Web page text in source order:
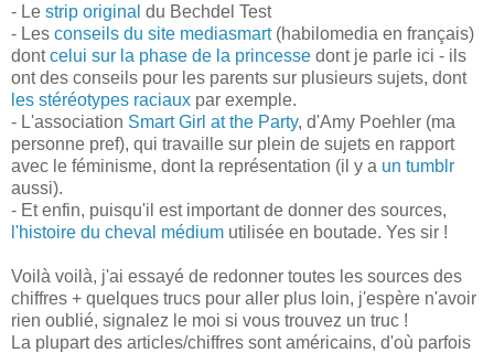
- Le strip original du Bechdel Test
- Les conseils du site mediasmart(habilomedia en français)
dontcelui sur la phase de la princesse dont je parle ici - ils
ont des conseils pour les parents sur plusieurs sujets, dont
les stéréotypes raciaux par exemple.
- L'association Smart Girl at the Party, d'Amy Poehler (ma
personne pref), qui travaille sur plein de sujets en rapport
avec le féminisme, dont la représentation (il y a un tumblr
aussi).
- Et enfin, puisqu'il est important de donner des sources,
l'histoire du cheval médium utilisée en boutade. Yes sir !
Voilà voilà, j'ai essayé de redonner toutes les sources des
chiffres + quelques trucs pour aller plus loin, j'espère n'avoir
rien oublié, signalez le moi si vous trouvez un truc !
La plupart des articles/chiffres sont américains, d'où parfois